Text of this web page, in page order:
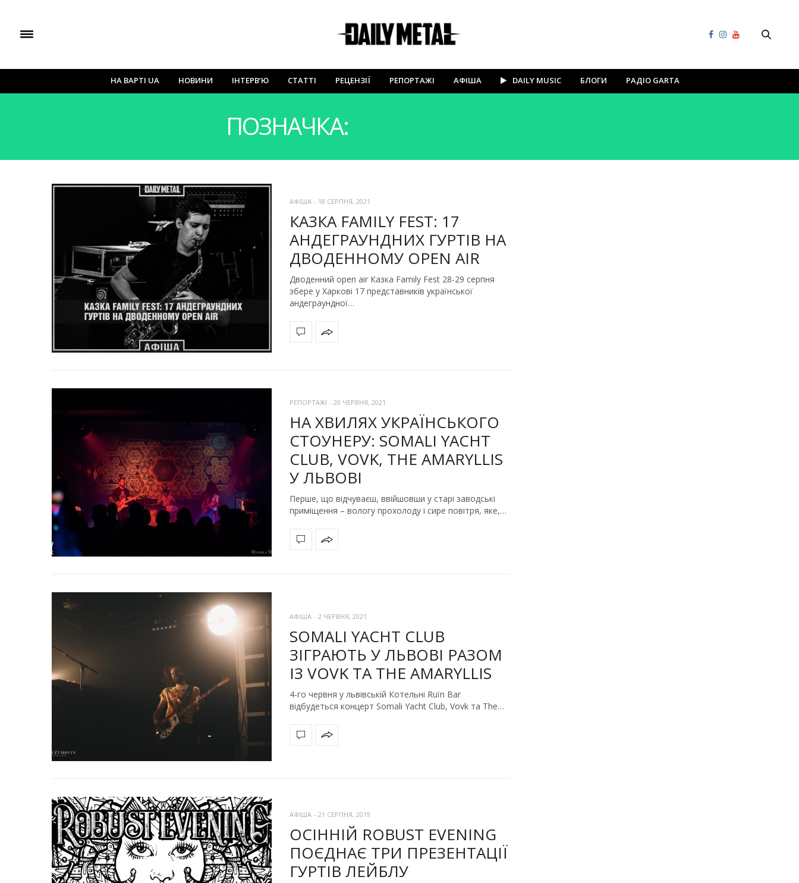
НА ВАРТІ UA НОВИНИ ІНТЕРВ’Ю СТАТТІ РЕЦЕНЗІЇ РЕПОРТАЖІ АФІША DAILY MUSIC БЛОГИ РАДІО GARTA
ПОЗНАЧКА:
АФІША - 18 СЕРПНЯ, 2021
КАЗКА FAMILY FEST: 17
АНДЕГРАУНДНИХ ГУРТІВ НА
ДВОДЕННОМУ OPEN AIR
Дводенний open air Казка Family Fest 28-29 серпня
збере у Харкові 17 представників української
андеграундної…
РЕПОРТАЖІ - 20 ЧЕРВНЯ, 2021
НА ХВИЛЯХ УКРАЇНСЬКОГО
СТОУНЕРУ: SOMALI YACHT
CLUB, VOVK, THE AMARYLLIS
У ЛЬВОВІ
Перше, що відчуваєш, ввійшовши у старі заводські
приміщення – вологу прохолоду і сире повітря, яке,…
АФІША - 2 ЧЕРВНЯ, 2021
SOMALI YACHT CLUB
ЗІГРАЮТЬ У ЛЬВОВІ РАЗОМ
ІЗ VOVK ТА THE AMARYLLIS
4-го червня у львівській Котельні Ruїn Bar
відбудеться концерт Somali Yacht Club, Vovk та The…
АФІША - 21 СЕРПНЯ, 2019
ОСІННІЙ ROBUST EVENING
ПОЄДНАЄ ТРИ ПРЕЗЕНТАЦІЇ
ГУРТІВ ЛЕЙБЛУ